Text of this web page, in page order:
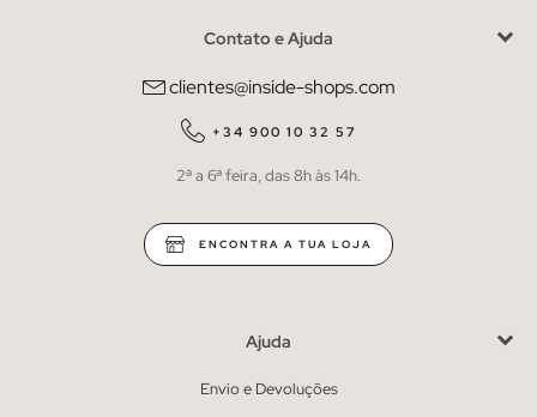
Contato e Ajuda
clientes@inside-shops.com
+34 900 10 32 57
2ª a 6ª feira, das 8h às 14h.
ENCONTRA A TUA LOJA
Ajuda
Envio e Devoluções